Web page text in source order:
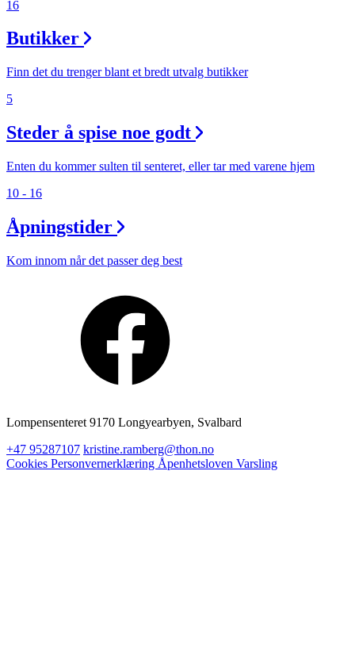
16
Butikker
Finn det du trenger blant et bredt utvalg butikker
5
Steder å spise noe godt
Enten du kommer sulten til senteret, eller tar med varene hjem
10 - 16
Åpningstider
Kom innom når det passer deg best
Lompensenteret 9170 Longyearbyen, Svalbard
+47 95287107 kristine.ramberg@thon.no
Cookies Personvernerklæring Åpenhetsloven Varsling